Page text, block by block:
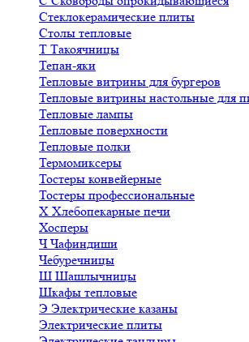
Стеклокерамические плиты
Столы тепловые
Т Такоячницы
Тепан-яки
Тепловые витрины для бургеров
Тепловые витрины настольные для
Тепловые лампы
Тепловые поверхности
Тепловые полки
Термомиксеры
Тостеры конвейерные
Тостеры профессиональные
Х Хлебопекарные печи
Хосперы
ЧЧафиндиши
Чебуречницы
Ш Шашлычницы
Шкафы тепловые
Э Электрические казаны
Электрические плиты